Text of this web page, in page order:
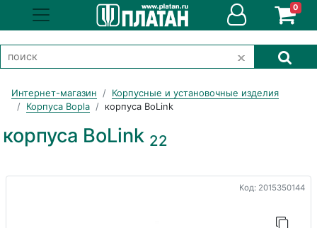
0
Интернет-магазин
Корпусные и установочные изделия
Корпуса Bopla
корпуса BoLink
корпуса BoLink 22
Код: 2015350144